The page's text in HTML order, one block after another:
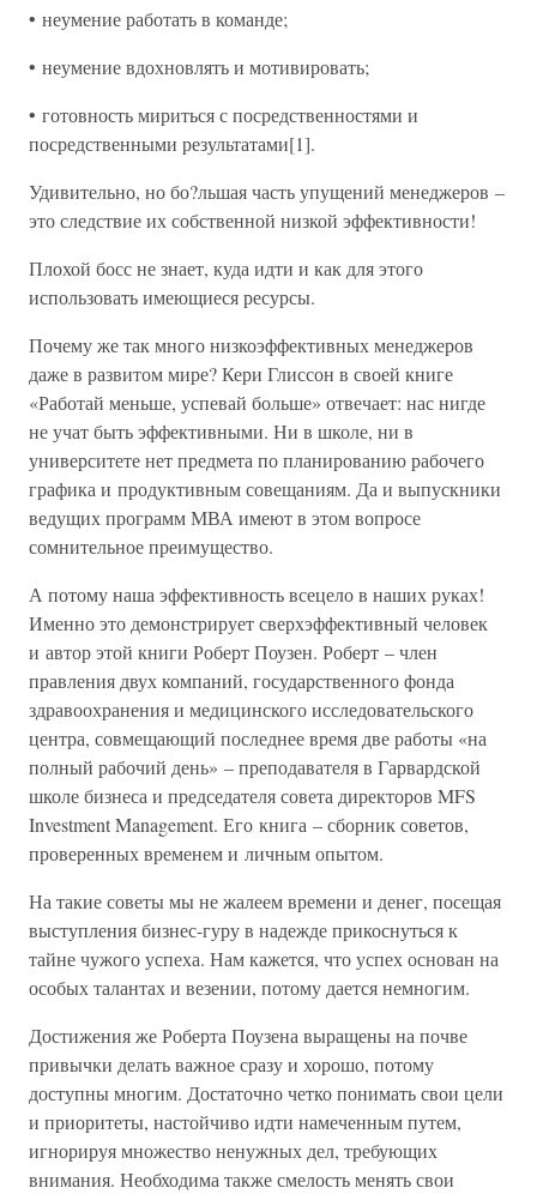
• неумение работать в команде;
• неумение вдохновлять и мотивировать;
• готовность мириться с посредственностями и
посредственными результатами[1].
Удивительно, но бо?льшая часть упущений менеджеров –
это следствие их собственной низкой эффективности!
Плохой босс не знает, куда идти и как для этого
использовать имеющиеся ресурсы.
Почему же так много низкоэффективных менеджеров
даже в развитом мире? Кери Глиссон в своей книге
«Работай меньше, успевай больше» отвечает: нас нигде
не учат быть эффективными. Ни в школе, ни в
университете нет предмета по планированию рабочего
графика и продуктивным совещаниям. Да и выпускники
ведущих программ МВА имеют в этом вопросе
сомнительное преимущество.
А потому наша эффективность всецело в наших руках!
Именно это демонстрирует сверхэффективный человек
и автор этой книги Роберт Поузен. Роберт – член
правления двух компаний, государственного фонда
здравоохранения и медицинского исследовательского
центра, совмещающий последнее время две работы «на
полный рабочий день» – преподавателя в Гарвардской
школе бизнеса и председателя совета директоров MFS
Investment Management. Его книга – сборник советов,
проверенных временем и личным опытом.
На такие советы мы не жалеем времени и денег, посещая
выступления бизнес-гуру в надежде прикоснуться к
тайне чужого успеха. Нам кажется, что успех основан на
особых талантах и везении, потому дается немногим.
Достижения же Роберта Поузена выращены на почве
привычки делать важное сразу и хорошо, потому
доступны многим. Достаточно четко понимать свои цели
и приоритеты, настойчиво идти намеченным путем,
игнорируя множество ненужных дел, требующих
внимания. Необходима также смелость менять свои